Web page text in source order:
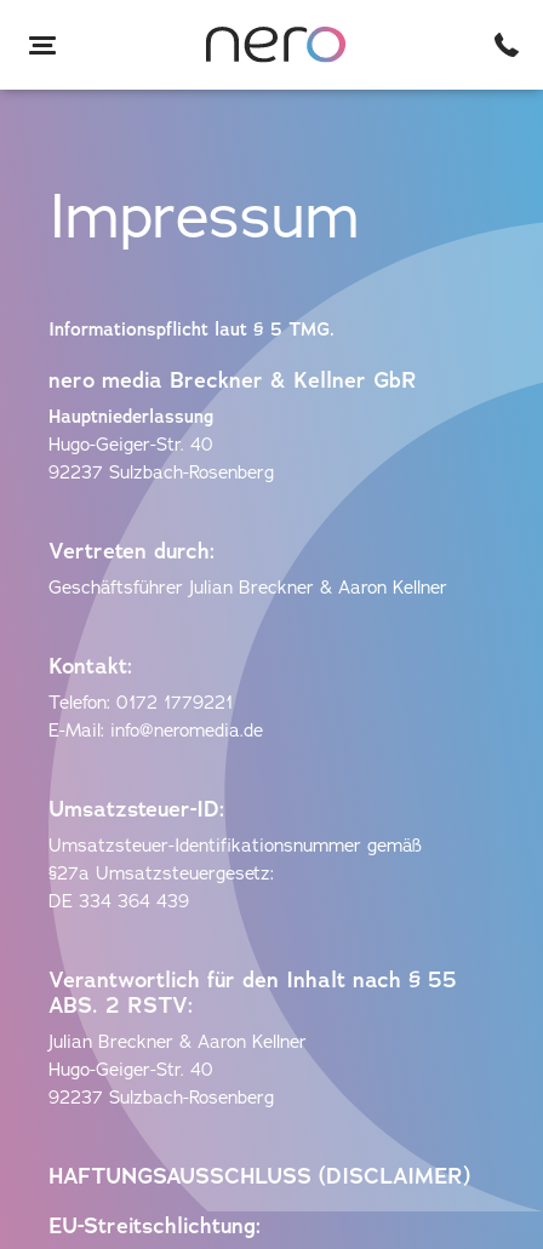
Impressum
Informationspflicht laut § 5 TMG.
nero media Breckner & Kellner GbR
Hauptniederlassung
Hugo-Geiger-Str. 40
92237 Sulzbach-Rosenberg
Vertreten durch:
Geschäftsführer Julian Breckner & Aaron Kellner
Kontakt:
Telefon: 0172 1779221
E-Mail: info@neromedia.de
Umsatzsteuer-ID:
Umsatzsteuer-Identifikationsnummer gemäß
§27a Umsatzsteuergesetz:
DE 334 364 439
Verantwortlich für den Inhalt nach § 55
ABS. 2 RSTV:
Julian Breckner & Aaron Kellner
Hugo-Geiger-Str. 40
92237 Sulzbach-Rosenberg
HAFTUNGSAUSSCHLUSS (DISCLAIMER)
EU-Streitschlichtung: